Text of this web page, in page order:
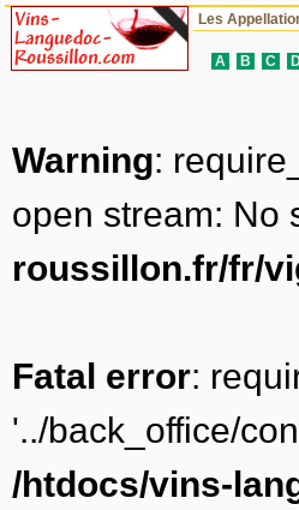
Les
A B C
Warning:
open stream: No
roussillon.fr/fr/
Fatal error:
'../back_office/
/htdocs/vins-